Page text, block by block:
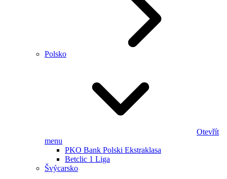
Polsko
Otevřít
menu
PKO Bank Polski Ekstraklasa
Betclic 1 Liga
Švýcarsko